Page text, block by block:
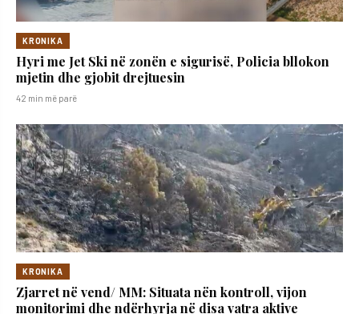
KRONIKA
Hyri me Jet Ski në zonën e sigurisë, Policia bllokon
mjetin dhe gjobit drejtuesin
42 min më parë
KRONIKA
Zjarret në vend/ MM: Situata nën kontroll, vijon
monitorimi dhe ndërhyrja në disa vatra aktive